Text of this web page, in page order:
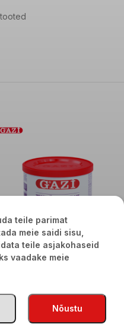
2020
teile parimat
meie saidi sisu,
teile asjakohaseid
vaadake meie
Nõustu